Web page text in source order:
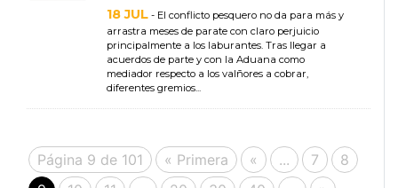
18 JUL - El conflicto pesquero no da para más y
arrastra meses de parate con claro perjuicio
principalmente a los laburantes. Tras llegar a
acuerdos de parte y con la Aduana como
mediador respecto a los valñores a cobrar,
diferentes gremios...
Página 9 de 101 « Primera « ... 7
8